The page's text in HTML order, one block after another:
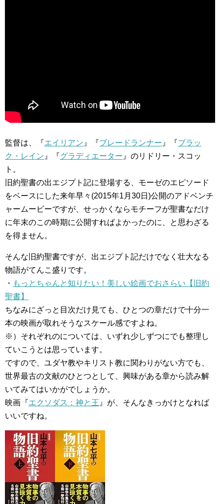
監督は、『エイリアン 』『ブレードランナー 』『ブラッ
ク・レイン 』『グラディエーター 』のリドリー・スコッ
ト。
旧約聖書の出エジプト記に登場する、モーゼのエピソード
をベースにした来年早々(2015年1月30日)公開のアドベンチ
ャームービーですが、せっかくならモチーフが聖書なだけ
に年末のこの時期に公開すればよかったのに、と思わざる
を得ません。
そんな旧約聖書ですが、出エジプト記だけでなく壮大なる
物語がてんこ盛りです。
・ もっとちゃんと知りたい！美しい絵画でおさらい【旧約
聖書】
ちなみにざっと目次だけ見ても、ひとつの章だけで十分一
本の映画が取れそうなスケール感ですよね。
※）それぞれのについては、いずれ少しずつにでも整理し
ていこうとは思っています。
ですので、ユダヤ教やキリスト教に関わりがない方でも、
世界最古の文献のひとつとして、興味がある章から読み解
いてみてはいかがでしょうか。
映画『エクソダス：神と王 』が、そんなきっかけとなれば
いいですね。